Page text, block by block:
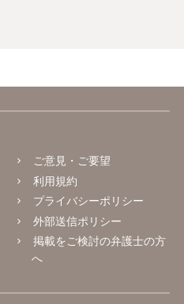
ご意見・ご要望
利用規約
プライバシーポリシー
外部送信ポリシー
掲載をご検討の弁護士の方
へ